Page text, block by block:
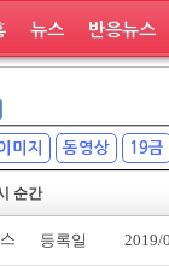
뉴스 반응뉴스
미지 동영상 19금
순간
등록일 2019/